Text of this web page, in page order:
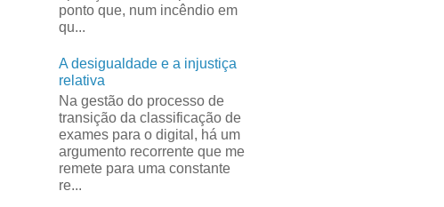
ponto que, num incêndio em
qu...
A desigualdade e a injustiça
relativa
Na gestão do processo de
transição da classificação de
exames para o digital, há um
argumento recorrente que me
remete para uma constante
re...